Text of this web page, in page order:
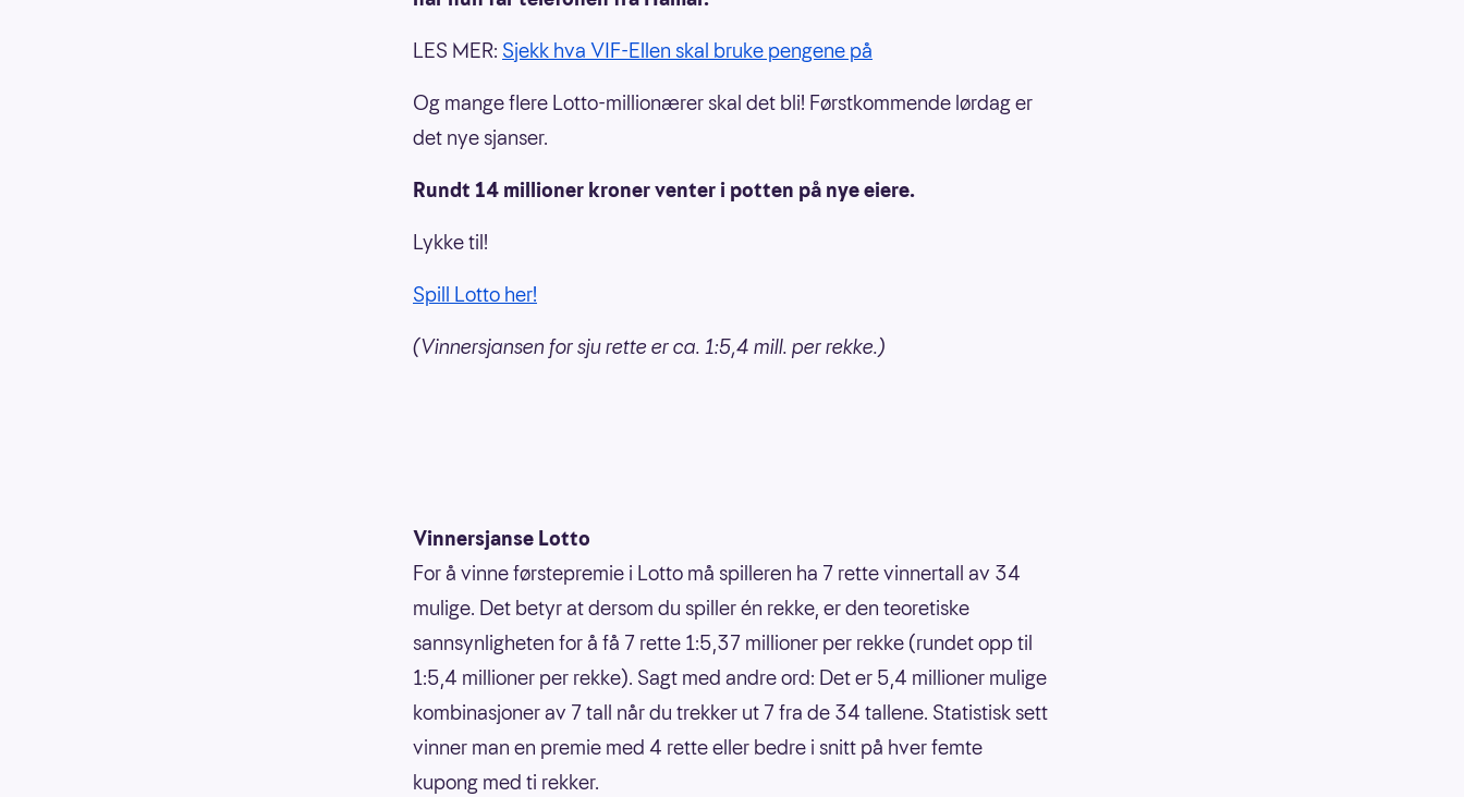
LES MER: Sjekk hva VIF-Ellen skal bruke pengene på
Og mange flere Lotto-millionærer skal det bli! Førstkommende lørdag er
det nye sjanser.
Rundt 14 millioner kroner venter i potten på nye eiere.
Lykke til!
Spill Lotto her!
(Vinnersjansen for sju rette er ca. 1:5,4 mill. per rekke.)
Vinnersjanse Lotto
For å vinne førstepremie i Lotto må spilleren ha 7 rette vinnertall av 34
mulige. Det betyr at dersom du spiller én rekke, er den teoretiske
sannsynligheten for å få 7 rette 1:5,37 millioner per rekke (rundet opp til
1:5,4 millioner per rekke). Sagt med andre ord: Det er 5,4 millioner mulige
kombinasjoner av 7 tall når du trekker ut 7 fra de 34 tallene. Statistisk sett
vinner man en premie med 4 rette eller bedre i snitt på hver femte
kupong med ti rekker.